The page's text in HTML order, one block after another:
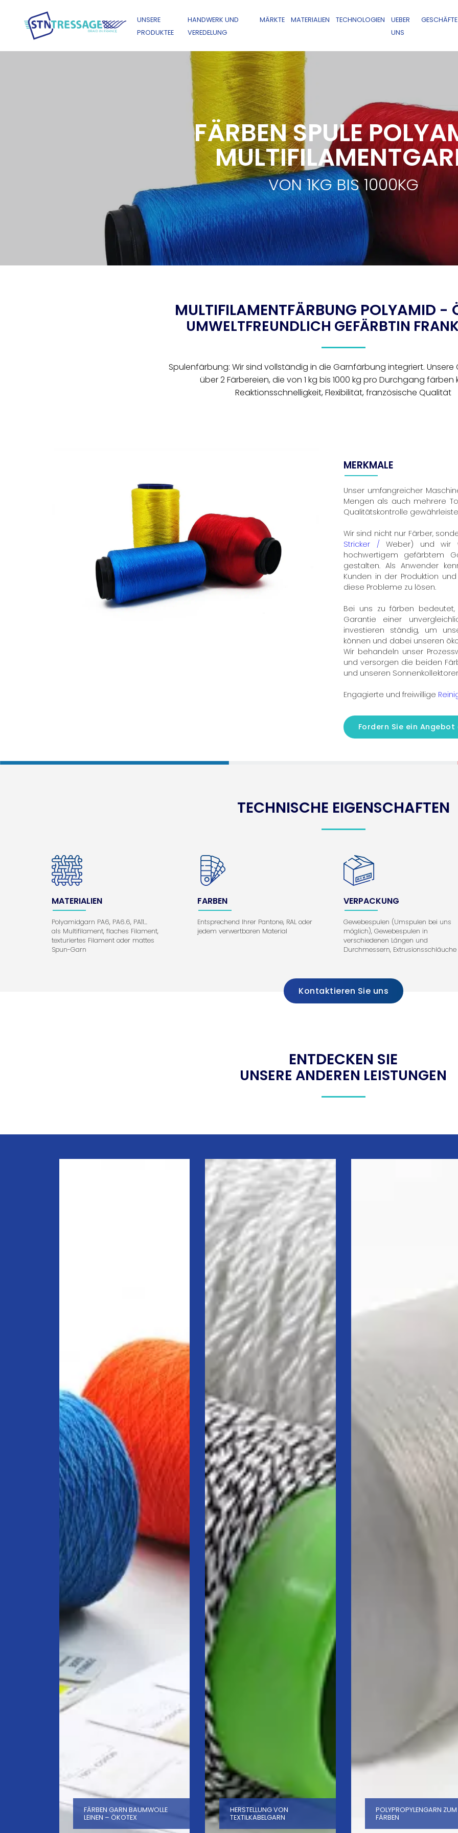
UNSERE
PRODUKTEE
HANDWERK UND
VEREDELUNG
MÄRKTE MATERIALIEN TECHNOLOGIEN
UEBER
UNS
GESCHÄFTE
FÄRBEN SPULE
VON 1KG BIS 1000KG
MULTIFILAMENTFÄRBUNG POLYAMID -
UMWELTFREUNDLICH GEFÄRBTIN
Spulenfärbung: Wir sind vollständig in die Garnfärbung integriert.
über 2 Färbereien, die von 1 kg bis 1000 kg pro Durchgang färben
Reaktionsschnelligkeit, Flexibilität, französische Qualität
MERKMALE
Unser umfangreicher
Mengen als auch mehrere
Qualitätskontrolle
Wir sind nicht nur Färber,
Stricker / Weber) und wir
hochwertigem gefärbtem
gestalten. Als Anwender
Kunden in der Produktion
diese Probleme zu lösen.
Bei uns zu färben
Garantie einer
investieren ständig, um
können und dabei unseren
Wir behandeln unser
und versorgen die beiden
und unseren
Engagierte und freiwillige
Fordern Sie ein Angebot
TECHNISCHE EIGENSCHAFTEN
MATERIALIEN
Polyamidgarn PA6, PA6.6, PA11...
als Multifilament, flaches Filament,
texturiertes Filament oder mattes
Spun-Garn
FARBEN
Entsprechend Ihrer Pantone, RAL oder
jedem verwertbaren Material
VERPACKUNG
Gewebespulen (Umspulen bei uns
möglich), Gewebespulen in
verschiedenen Längen und
Durchmessern, Extrusionsschläuche
Kontaktieren Sie uns
ENTDECKEN SIE
UNSERE ANDEREN LEISTUNGEN
FÄRBEN GARN BAUMWOLLE
LEINEN – ÖKOTEX
HERSTELLUNG VON
TEXTILKABELGARN
POLYPROPYLENGARN ZUM
FÄRBEN